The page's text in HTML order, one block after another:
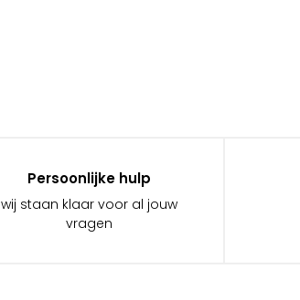
Persoonlijke hulp
wij staan klaar voor al jouw
vragen